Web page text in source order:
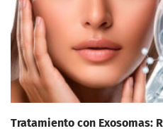
Tratamiento con Exosomas: